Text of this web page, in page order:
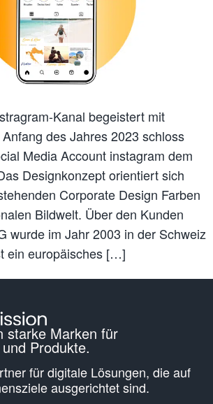
Kanal begeistert mit
des Jahres 2023 schloss
Media Account instagram dem
Designkonzept orientiert sich
Corporate Design Farben
Bildwelt. Über den Kunden
wurde im Jahr 2003 in der Schweiz
ein europäisches […]
starke Marken für
Produkte.
für digitale Lösungen, die auf
ausgerichtet sind.